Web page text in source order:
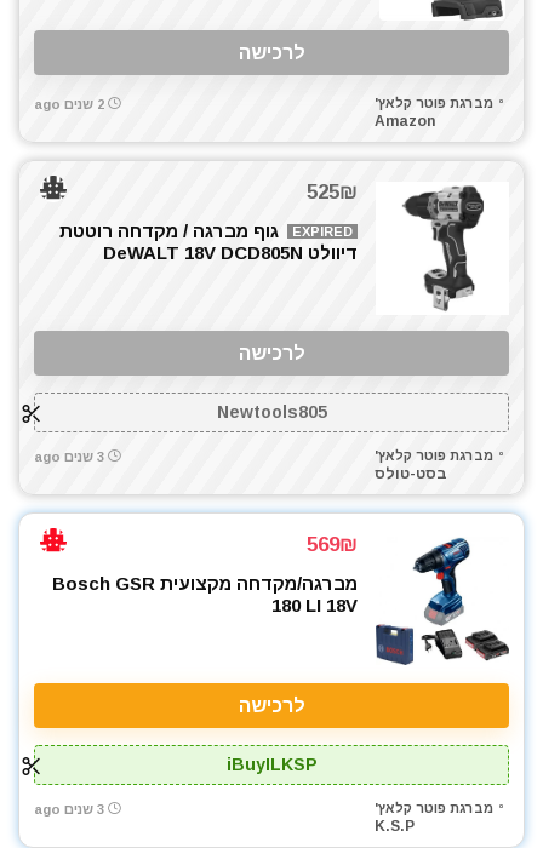
לרכישה
מברגת פוטר קלאץ'
Amazon
2 שנים ago
525₪
EXPIRED
גוף מברגה / מקדחה רוטטת
דיוולט DeWALT 18V DCD805N
לרכישה
Newtools805
מברגת פוטר קלאץ'
בסט-טולס
3 שנים ago
569₪
מברגה/מקדחה מקצועית Bosch GSR
180 LI 18V
לרכישה
iBuyILKSP
מברגת פוטר קלאץ'
K.S.P
3 שנים ago